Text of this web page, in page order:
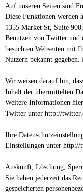
Auf unseren Seiten sind
Diese Funktionen werden
1355 Market St, Suite
Benutzen von Twitter
besuchten Webseiten mit
Nutzern bekannt
Wir weisen darauf hin,
Inhalt der übermittelten
Weitere Informationen
Twitter unter http://
Ihre
Einstellungen unter http://
Auskunft, Löschung,
Sie haben jederzeit das
gespeicherten